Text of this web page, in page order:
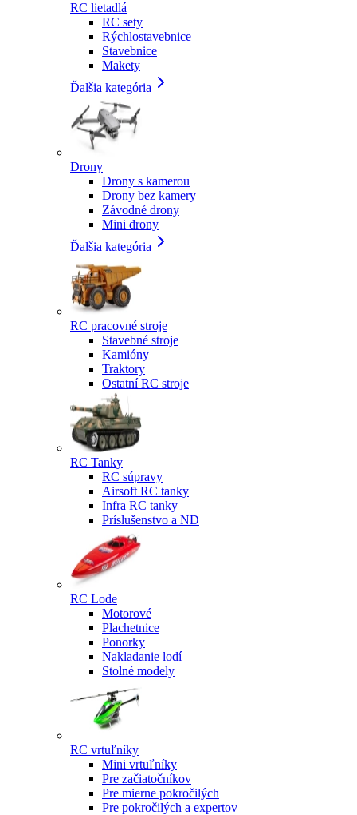
RC lietadlá
RC sety
Rýchlostavebnice
Stavebnice
Makety
Ďalšia kategória
Drony
Drony s kamerou
Drony bez kamery
Závodné drony
Mini drony
Ďalšia kategória
RC pracovné stroje
Stavebné stroje
Kamióny
Traktory
Ostatní RC stroje
RC Tanky
RC súpravy
Airsoft RC tanky
Infra RC tanky
Príslušenstvo a ND
RC Lode
Motorové
Plachetnice
Ponorky
Nakladanie lodí
Stolné modely
RC vrtuľníky
Mini vrtuľníky
Pre začiatočníkov
Pre mierne pokročilých
Pre pokročilých a expertov